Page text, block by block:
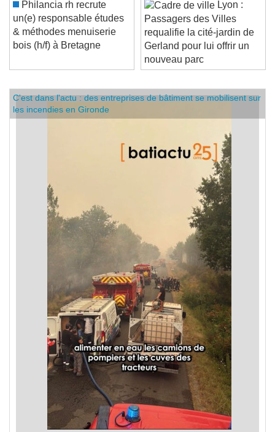
Philancia rh recrute
un(e) responsable études
& méthodes menuiserie
Lyon :
Passagers des Villes
requalifie la cité-jardin de
Gerland pour lui offrir un
nouveau parc
C'est dans l'actu : des entreprises de bâtiment se mobilisent sur
les incendies en Gironde